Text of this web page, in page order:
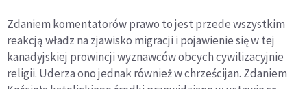
Zdaniem komentatorów prawo to jest przede wszystkim
reakcją władz na zjawisko migracji i pojawienie się w tej
kanadyjskiej prowincji wyznawców obcych cywilizacyjnie
religii. Uderza ono jednak również w chrześcijan. Zdaniem